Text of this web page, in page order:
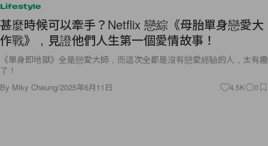
Lifestyle
甚麼時候可以牽手？Netflix 戀綜《母胎單身戀愛大
作戰》，見證他們人生第一個愛情故事！
《單身即地獄》全是戀愛大師，而這次全都是沒有戀愛經驗的人，太有趣
了！
By Miky Cheung/2025年6月11日 4.5K 0